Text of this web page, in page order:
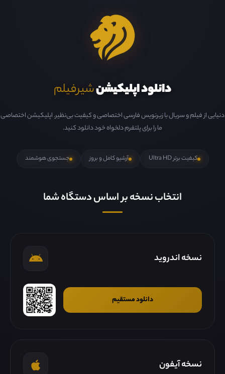
دانلود اپلیکیشنشیرفیلم
دنیایی از فیلم و سریال با زیرنویس فارسی اختصاصی و کیفیت بی‌نظیر. اپلیکیشن اختصاصی
ما را برای پلتفرم دلخواه خود دانلود کنید.
کیفیت برتر Ultra HD آرشیو کامل و بروز جستجوی هوشمند
انتخاب نسخه بر اساس دستگاه شما
نسخه اندروید
دانلود مستقیم
نسخه آیفون